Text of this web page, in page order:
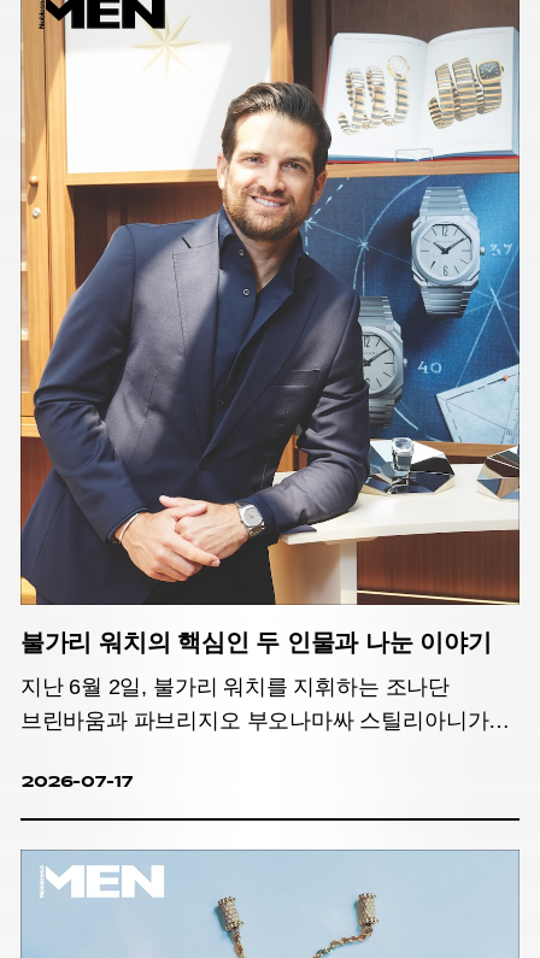
불가리 워치의 핵심인 두 인물과 나눈 이야기
지난 6월 2일, 불가리 워치를 지휘하는 조나단
브린바움과 파브리지오 부오나마싸 스틸리아니가
세계를 바라보는 두 인물의 시선이 교차하는
지점에서 맞닿은 불가리 워치의 세계, 그리고 새롭게
진화한 옥토 피니씨모 37mm에 관한 이야기를
나눴다.
2026-07-17